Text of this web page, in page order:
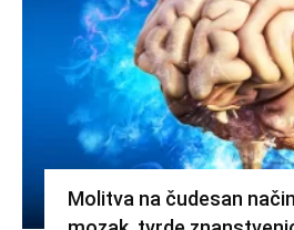
Molitva na čudesan